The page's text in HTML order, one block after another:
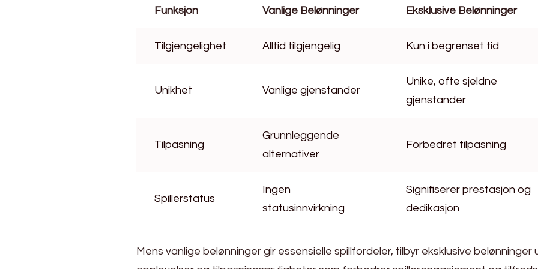
Funksjon Vanlige Belønninger Eksklusive Belønninger
Tilgjengelighet Alltid tilgjengelig Kun i begrenset tid
Unikhet Vanlige gjenstander
Unike, ofte sjeldne
gjenstander
Tilpasning
Grunnleggende
alternativer
Forbedret tilpasning
Spillerstatus
Ingen
statusinnvirkning
Signifiserer prestasjon og
dedikasjon
Mens vanlige belønninger gir essensielle spillfordeler, tilbyr eksklusive belønninger